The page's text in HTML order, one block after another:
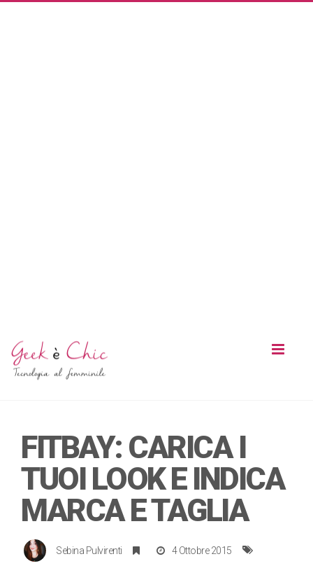
FITBAY: CARICA I
TUOI LOOK E INDICA
MARCA E TAGLIA
Sebina Pulvirenti 4 Ottobre 2015